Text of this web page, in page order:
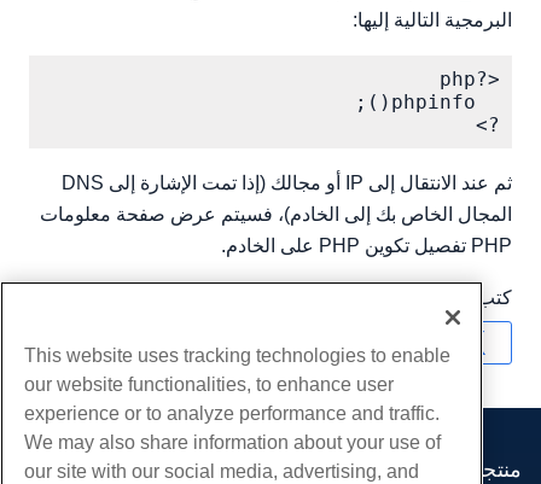
البرمجية التالية إليها:
?>
ثم عند الانتقال إلى IP أو مجالك (إذا تمت الإشارة إلى DNS
المجال الخاص بك إلى الخادم)، فسيتم عرض صفحة معلومات
PHP تفصيل تكوين PHP على الخادم.
كتب بواسطة
منتجات
This website uses tracking technologies to enable
our website functionalities, to enhance user
experience or to analyze performance and traffic.
We may also share information about your use of
our site with our social media, advertising, and